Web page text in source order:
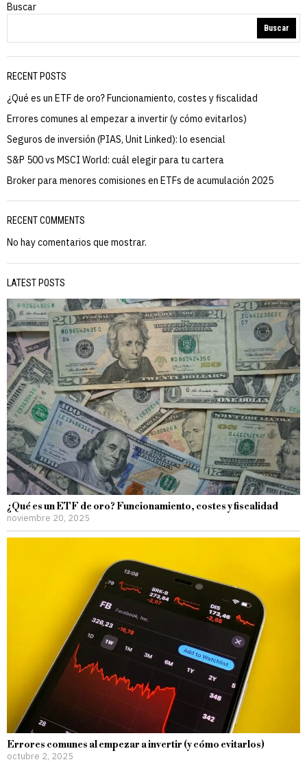
Buscar
Buscar
RECENT POSTS
¿Qué es un ETF de oro? Funcionamiento, costes y fiscalidad
Errores comunes al empezar a invertir (y cómo evitarlos)
Seguros de inversión (PIAS, Unit Linked): lo esencial
S&P 500 vs MSCI World: cuál elegir para tu cartera
Broker para menores comisiones en ETFs de acumulación 2025
RECENT COMMENTS
No hay comentarios que mostrar.
LATEST POSTS
¿Qué es un ETF de oro? Funcionamiento, costes y fiscalidad
noviembre 20, 2025
Errores comunes al empezar a invertir (y cómo evitarlos)
octubre 2, 2025